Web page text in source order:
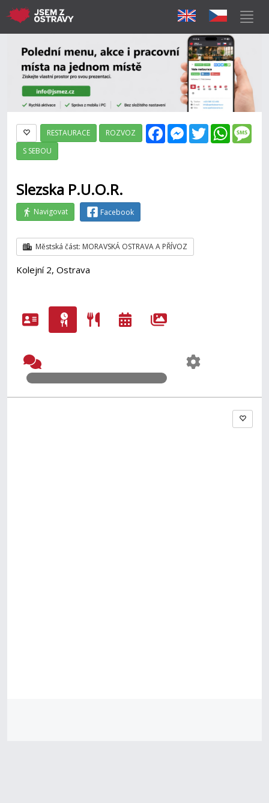
FacebookMessenger
Twitter
RESTAURACE
ROZVOZ
S SEBOU
Slezska P.U.O.R.
Navigovat Facebook
Městská část: MORAVSKÁ OSTRAVA A PŘÍVOZ
Kolejní 2, Ostrava